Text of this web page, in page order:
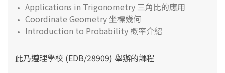
Applications in Trigonometry 三角比的應用
Coordinate Geometry 坐標幾何
Introduction to Probability 概率介紹
此乃遵理學校 (EDB/28909) 舉辦的課程